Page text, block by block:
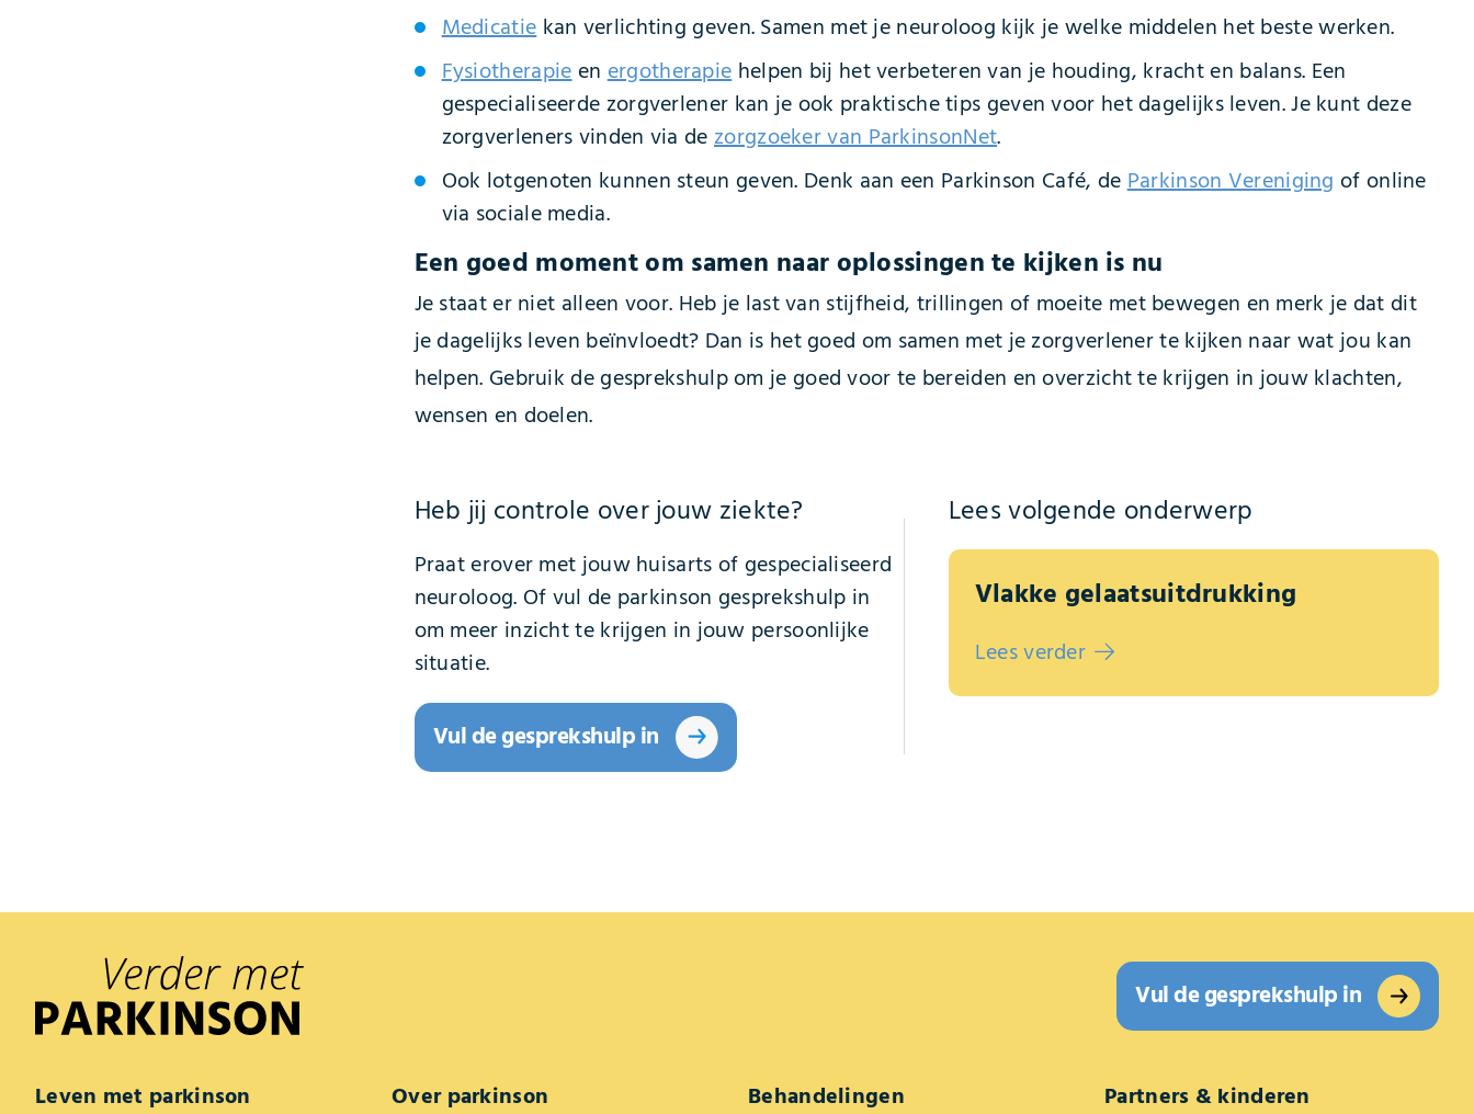
Medicatiekan verlichting geven. Samen met je neuroloog kijk je welke middelen het beste werken.
Fysiotherapieenergotherapiehelpen bij het verbeteren van je houding, kracht en balans. Een
gespecialiseerde zorgverlener kan je ook praktische tips geven voor het dagelijks leven. Je kunt deze
zorgverleners vinden via dezorgzoeker van ParkinsonNet.
Ook lotgenoten kunnen steun geven. Denk aan een Parkinson Café, deParkinson Vereniging of online
via sociale media.
Een goed moment om samen naar oplossingen te kijken is nu
Je staat er niet alleen voor. Heb je last van stijfheid, trillingen of moeite met bewegen en merk je dat dit
je dagelijks leven beïnvloedt? Dan is het goed om samen met je zorgverlener te kijken naar wat jou kan
helpen. Gebruik de gesprekshulp om je goed voor te bereiden en overzicht te krijgen in jouw klachten,
wensen en doelen.
Heb jij controle over jouw ziekte?
Praat erover met jouw huisarts of gespecialiseerd
neuroloog. Of vul de parkinson gesprekshulp in
om meer inzicht te krijgen in jouw persoonlijke
situatie.
Vul de gesprekshulp in
Lees volgende onderwerp
Vlakke gelaatsuitdrukking
Lees verder
Vul de gesprekshulp in
Leven met parkinson Over parkinson Behandelingen Partners & kinderen